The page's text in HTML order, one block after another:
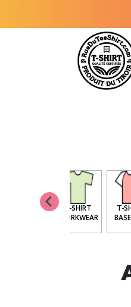
T SHIRT BIO
T-SHIRT
WORKWEAR
T-